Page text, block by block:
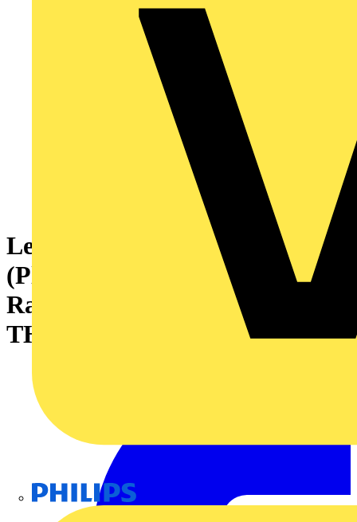
Leiterplattensteckverbinder
(Platinenanschluss), 160 V, 8 A,
Raster in mm: 3.50, Polzahl: 6,
THT-Lötanschluss, Box